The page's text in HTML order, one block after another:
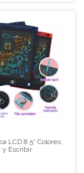
LCD 8.5” Colores
y Escribir